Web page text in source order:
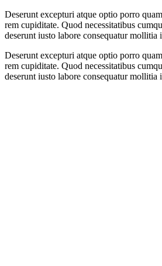
Deserunt excepturi atque optio porro
rem cupiditate. Quod necessitatibus
deserunt iusto labore consequatur mollitia
Deserunt excepturi atque optio porro
rem cupiditate. Quod necessitatibus
deserunt iusto labore consequatur mollitia